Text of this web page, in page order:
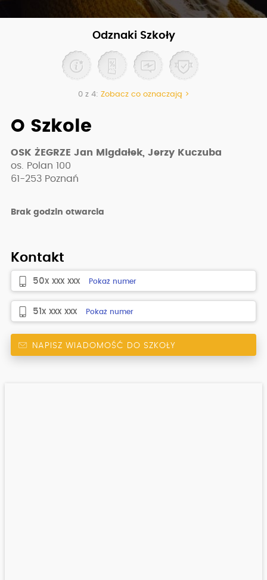
Odznaki Szkoły
0 z 4: Zobacz co oznaczają >
O Szkole
OSK ŻEGRZE Jan Migdałek, Jerzy Kuczuba
os. Polan 100
61-253 Poznań
Brak godzin otwarcia
Kontakt
50x xxx xxx Pokaż numer
51x xxx xxx Pokaż numer
NAPISZ WIADOMOŚĆ DO SZKOŁY